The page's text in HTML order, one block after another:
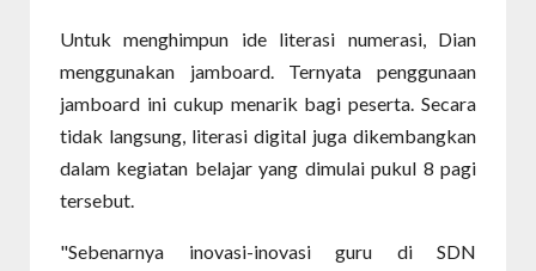
Untuk menghimpun ide literasi numerasi, Dian
menggunakan jamboard. Ternyata penggunaan
jamboard ini cukup menarik bagi peserta. Secara
tidak langsung, literasi digital juga dikembangkan
dalam kegiatan belajar yang dimulai pukul 8 pagi
tersebut.
"Sebenarnya inovasi-inovasi guru di SDN